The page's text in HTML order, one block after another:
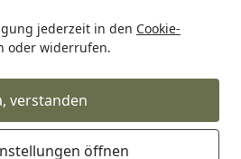
jederzeit in den Cookie-
oder widerrufen.
verstanden
öffnen
Franz Joseph Schütte Badarmaturen
für